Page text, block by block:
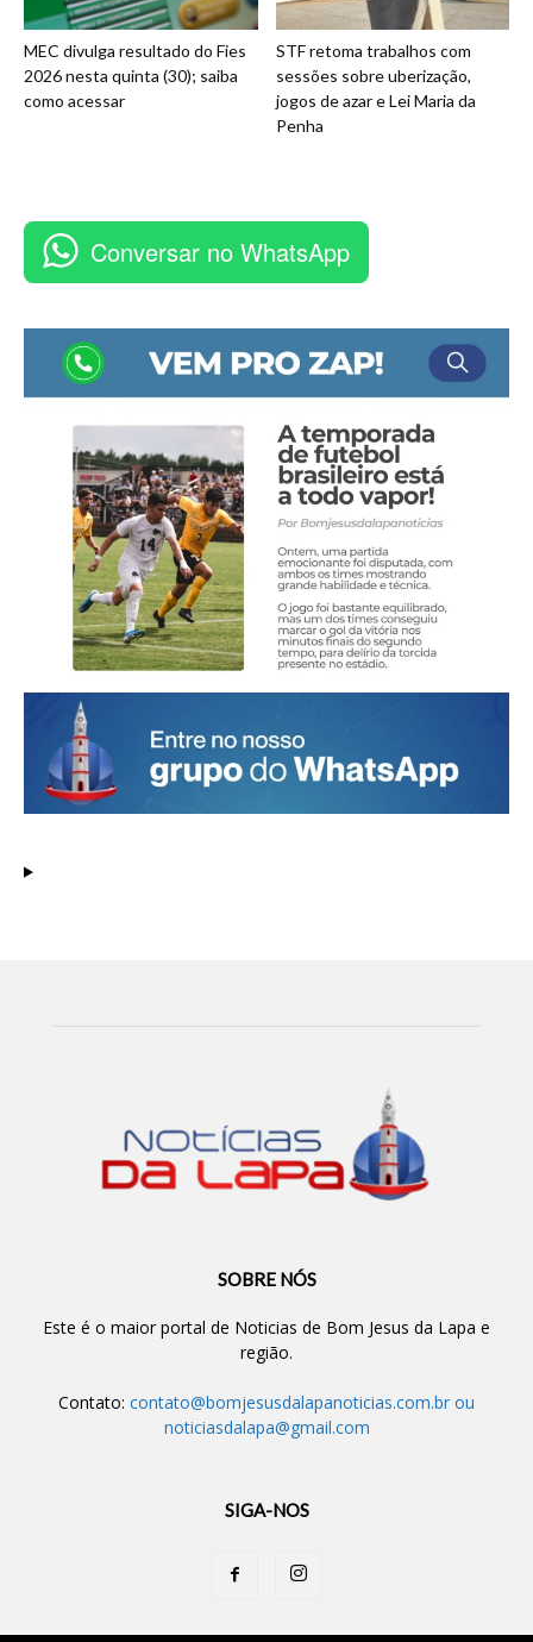
MEC divulga resultado do Fies
2026 nesta quinta (30); saiba
como acessar
STF retoma trabalhos com
sessões sobre uberização,
jogos de azar e Lei Maria da
Penha
Conversar no WhatsApp
SOBRE NÓS
Este é o maior portal de Noticias de Bom Jesus da Lapa e
região.
Contato: contato@bomjesusdalapanoticias.com.br ou
noticiasdalapa@gmail.com
SIGA-NOS